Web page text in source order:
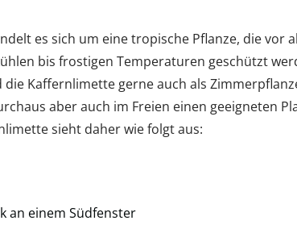
es sich um eine tropische Pflanze, die vor
bis frostigen Temperaturen geschützt
Kaffernlimette gerne auch als
aber auch im Freien einen geeigneten
sieht daher wie folgt aus:
an einem Südfenster